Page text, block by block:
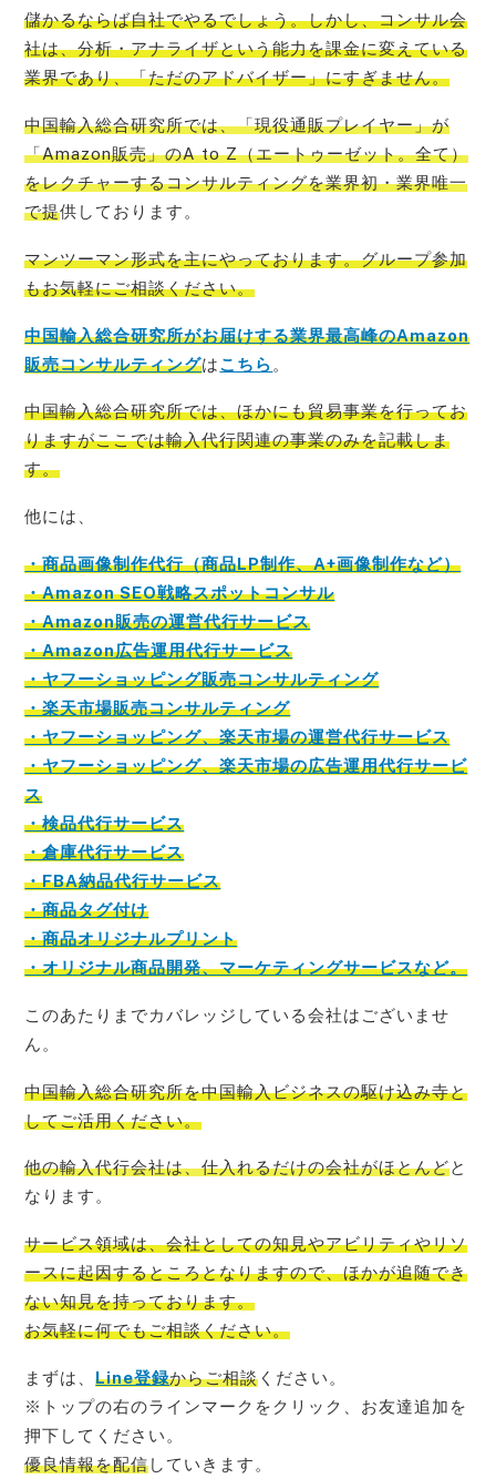
儲かるならば自社でやるでしょう。しかし、コンサル会
社は、分析・アナライザという能力を課金に変えている
業界であり、「ただのアドバイザー」にすぎません。
中国輸入総合研究所では、「現役通販プレイヤー」が
「Amazon販売」のA to Z（エートゥーゼット。全て）
をレクチャーするコンサルティングを業界初・業界唯一
で提供しております。
マンツーマン形式を主にやっております。グループ参加
もお気軽にご相談ください。
中国輸入総合研究所がお届けする業界最高峰のAmazon
販売コンサルティングはこちら 。
中国輸入総合研究所では、ほかにも貿易事業を行ってお
りますがここでは輸入代行関連の事業のみを記載しま
す。
他には、
・商品画像制作代行（商品LP制作、A+画像制作など）
・Amazon SEO戦略スポットコンサル
・Amazon販売の運営代行サービス
・Amazon広告運用代行サービス
・ヤフーショッピング販売コンサルティング
・楽天市場販売コンサルティング
・ヤフーショッピング、楽天市場の運営代行サービス
・ヤフーショッピング、楽天市場の広告運用代行サービ
ス
・検品代行サービス
・倉庫代行サービス
・FBA納品代行サービス
・商品タグ付け
・商品オリジナルプリント
・オリジナル商品開発、マーケティングサービスなど。
このあたりまでカバレッジしている会社はございませ
ん。
中国輸入総合研究所を中国輸入ビジネスの駆け込み寺と
してご活用ください。
他の輸入代行会社は、仕入れるだけの会社がほとんどと
なります。
サービス領域は、会社としての知見やアビリティやリソ
ースに起因するところとなりますので、ほかが追随でき
ない知見を持っております。
お気軽に何でもご相談ください。
まずは、Line登録からご相談 ください。
※トップの右のラインマークをクリック、お友達追加を
押下してください。
優良情報を配信していきます。